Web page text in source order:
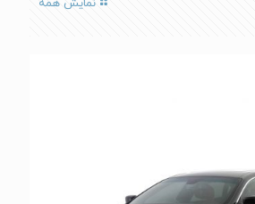
نمایش همه